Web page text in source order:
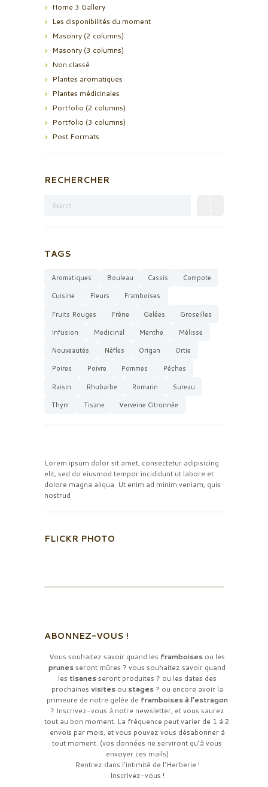
Home 3 Gallery
Les disponibilités du moment
Masonry (2 columns)
Masonry (3 columns)
Non classé
Plantes aromatiques
Plantes médicinales
Portfolio (2 columns)
Portfolio (3 columns)
Post Formats
RECHERCHER
TAGS
Aromatiques Bouleau Cassis
Compote
Cuisine
Fleurs
Framboises
Fruits Rouges
Frêne Gelées
Groseilles
Infusion
Medicinal Menthe
Mélisse
Nouveautés
Nèfles Origan
Ortie
Poires
Poivre Pommes
Pêches
Raisin
Rhubarbe Romarin
Sureau
Thym
Tisane Verveine Citronnée
Lorem ipsum dolor sit amet, consectetur adipisicing
elit, sed do eiusmod tempor incididunt ut labore et
dolore magna aliqua. Ut enim ad minim veniam, quis
nostrud
FLICKR PHOTO
ABONNEZ-VOUS !
Vous souhaitez savoir quand les framboises ou les
prunesseront mûres ? vous souhaitez savoir quand
les tisanesseront produites ? ou les dates des
prochaines visitesou stages? ou encore avoir la
primeure de notre gelée de framboises à l’estragon
? Inscrivez-vous à notre newsletter, et vous saurez
tout au bon moment. La fréquence peut varier de 1 à 2
envois par mois, et vous pouvez vous désabonner à
tout moment. (vos données ne serviront qu’à vous
envoyer ces mails)
Rentrez dans l’intimité de l’Herberie !
Inscrivez-vous !